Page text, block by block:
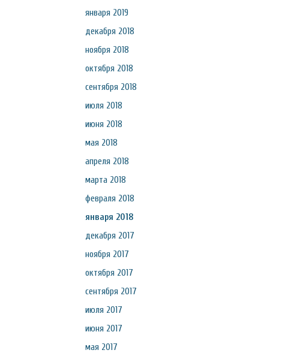
января 2019
декабря 2018
ноября 2018
октября 2018
сентября 2018
июля 2018
июня 2018
мая 2018
апреля 2018
марта 2018
февраля 2018
января 2018
декабря 2017
ноября 2017
октября 2017
сентября 2017
июля 2017
июня 2017
мая 2017